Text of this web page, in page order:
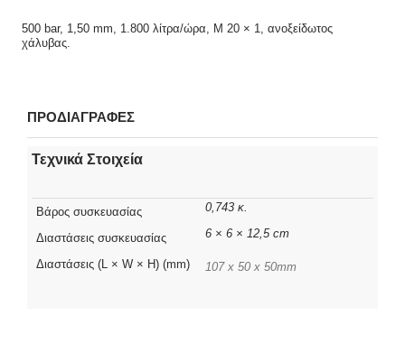
500 bar, 1,50 mm, 1.800 λίτρα/ώρα, M 20 × 1, ανοξείδωτος
χάλυβας.
ΠΡΟΔΙΑΓΡΑΦΕΣ
Τεχνικά Στοιχεία
Βάρος συσκευασίας 0,743 κ.
Διαστάσεις συσκευασίας 6 × 6 × 12,5 cm
Διαστάσεις (L × W × H) (mm) 107 x 50 x 50mm